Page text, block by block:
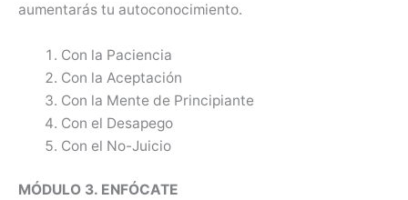
aumentarás tu autoconocimiento.
Con la Paciencia
Con la Aceptación
Con la Mente de Principiante
Con el Desapego
Con el No-Juicio
MÓDULO 3. ENFÓCATE